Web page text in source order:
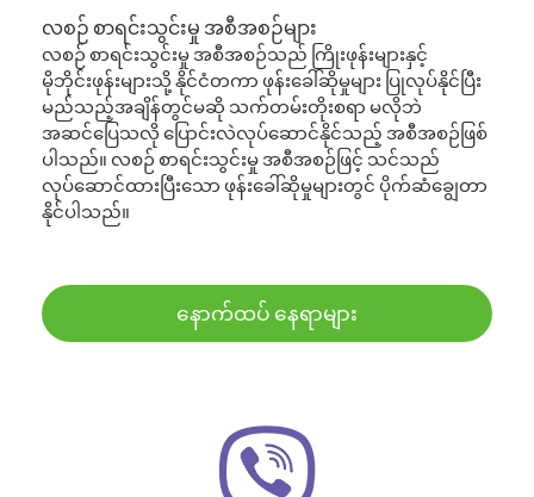
လစဉ် စာရင်းသွင်းမှု အစီအစဉ်များ
လစဉ် စာရင်းသွင်းမှု အစီအစဉ်သည် ကြိုးဖုန်းများနှင့်
မိုဘိုင်းဖုန်းများသို့ နိုင်ငံတကာ ဖုန်းခေါ်ဆိုမှုများ ပြုလုပ်နိုင်ပြီး
မည်သည့်အချိန်တွင်မဆို သက်တမ်းတိုးစရာ မလိုဘဲ
အဆင်ပြေသလို ပြောင်းလဲလုပ်ဆောင်နိုင်သည့် အစီအစဉ်ဖြစ်
ပါသည်။ လစဉ် စာရင်းသွင်းမှု အစီအစဉ်ဖြင့် သင်သည်
လုပ်ဆောင်ထားပြီးသော ဖုန်းခေါ်ဆိုမှုများတွင် ပိုက်ဆံချွေတာ
နိုင်ပါသည်။
နောက်ထပ် နေရာများ